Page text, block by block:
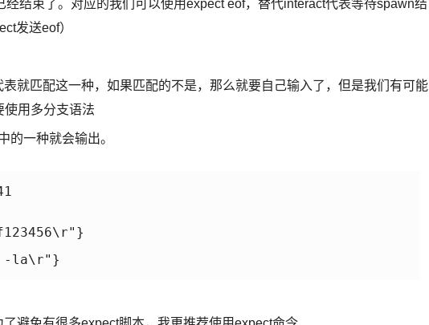
结束了。对应的我们可以使用expect eof，替代interact代表等待spawn结
发送eof）
表就匹配这一种，如果匹配的不是，那么就要自己输入了，但是我们有可能
使用多分支语法
的一种就会输出。
-la\r"}